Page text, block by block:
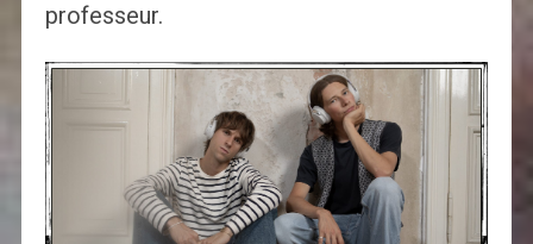
professeur.